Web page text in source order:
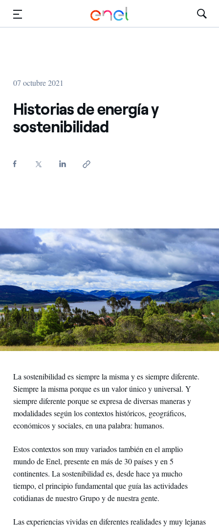
07 octubre 2021
Historias de energía y
sostenibilidad
La sostenibilidad es siempre la misma y es siempre diferente.
Siempre la misma porque es un valor único y universal. Y
siempre diferente porque se expresa de diversas maneras y
modalidades según los contextos históricos, geográficos,
económicos y sociales, en una palabra: humanos.
Estos contextos son muy variados también en el amplio
mundo de Enel, presente en más de 30 países y en 5
continentes. La sostenibilidad es, desde hace ya mucho
tiempo, el principio fundamental que guía las actividades
cotidianas de nuestro Grupo y de nuestra gente.
Las experiencias vividas en diferentes realidades y muy lejanas